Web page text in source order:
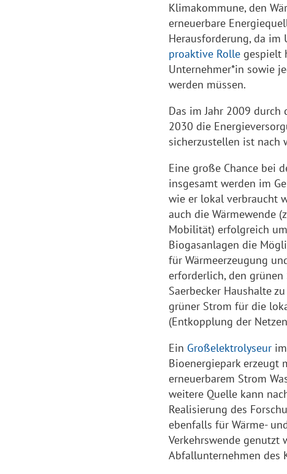
Klimakommune, den
erneuerbare
Herausforderung, da im
proaktive Rollegespielt
Unternehmer*in sowie
werden müssen.
Das im Jahr 2009
2030 die
sicherzustellen ist nach
Eine große Chance bei
insgesamt werden im
wie er lokal verbraucht
auch die Wärmewende
Mobilität) erfolgreich
Biogasanlagen die
für Wärmeerzeugung
erforderlich, den
Saerbecker Haushalte
grüner Strom für die
(Entkopplung der
Ein Großelektrolyseurim
Bioenergiepark erzeugt
erneuerbarem Strom
weitere Quelle kann
Realisierung des
ebenfalls für Wärme-
Verkehrswende genutzt
Abfallunternehmen des